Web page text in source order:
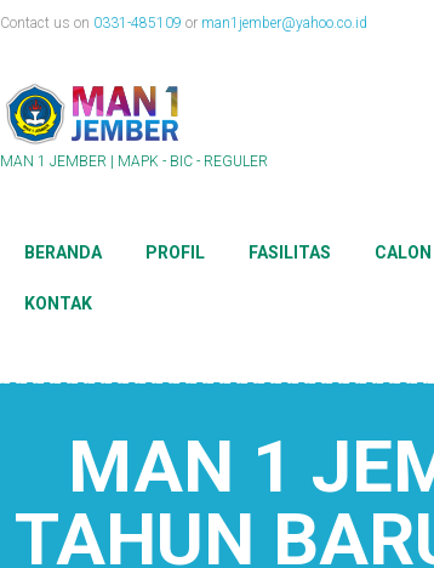
Contact us on 0331-485109 or man1jember@yahoo.co.id
MAN 1 JEMBER | MAPK - BIC - REGULER
BERANDA PROFIL FASILITAS
KONTAK
MAN 1
TAHUN